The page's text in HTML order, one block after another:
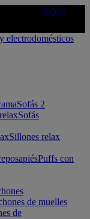
AQUÍ
Sofás 2
Sofás
Sillones relax
Puffs con
de muelles
de